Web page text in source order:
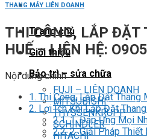
Trang chủ
Giới thiệu
Bảo trì – sửa chữa
FUJI – LIÊN DOANH
MITSUBISHI
THYSSENKRUPP
SCHINDLER
HITACHI
THANG MÁY LIÊN DOANH
THI CÔNG, LẮP ĐẶT
HUẾ – LIÊN HỆ:
Nội dung chính
1. Thi Công, Lắp Đặt Thang
2. Lợi Ích Khi Lắp Đặt
2.1.1. Đáp Ứng Mọi
2.2.2. Giải Pháp Thiết